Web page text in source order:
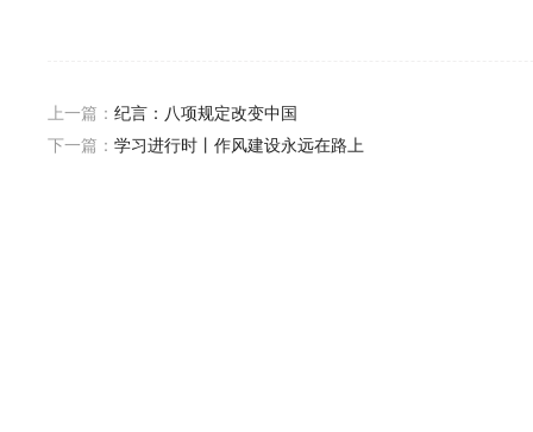
上一篇： 纪言：八项规定改变中国
下一篇： 学习进行时丨作风建设永远在路上